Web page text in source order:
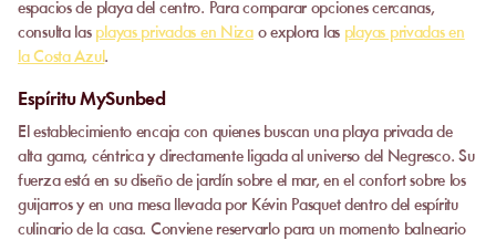
espacios de playa del centro. Para comparar opciones cercanas,
consulta las playas privadas en Nizao explora las playas privadas en
la Costa Azul.
Espíritu MySunbed
El establecimiento encaja con quienes buscan una playa privada de
alta gama, céntrica y directamente ligada al universo del Negresco. Su
fuerza está en su diseño de jardín sobre el mar, en el confort sobre los
guijarros y en una mesa llevada por Kévin Pasquet dentro del espíritu
culinario de la casa. Conviene reservarlo para un momento balneario